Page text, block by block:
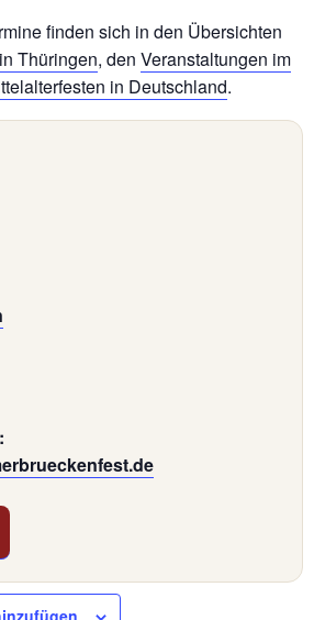
finden sich in den Übersichten
Thüringen, den Veranstaltungen im
in Deutschland.